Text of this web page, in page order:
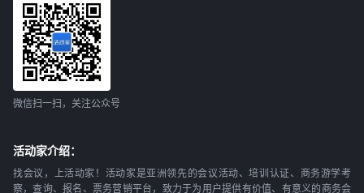
微信扫一扫，关注公众号
活动家介绍：
找会议，上活动家！活动家是亚洲领先的会议活动、培训认证、商务游学考
察，查询、报名、票务营销平台，致力于为用户提供有价值、有意义的商务会